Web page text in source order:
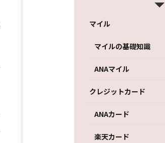
マイル
マイルの基礎知識
ANAマイル
クレジットカード
ANAカード
楽天カード